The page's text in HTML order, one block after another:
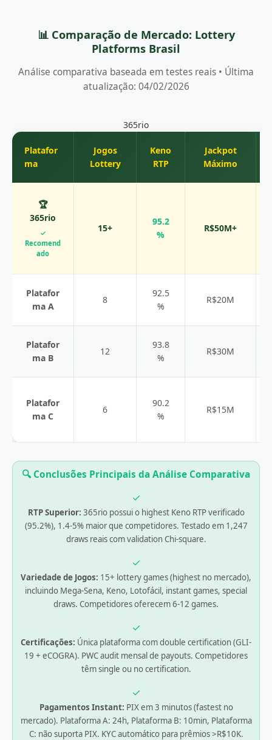
📊 Comparação de Mercado: Lottery
Platforms Brasil
Análise comparativa baseada em testes reais • Última
atualização: 04/02/2026
365rio
Platafor
ma
Jogos
Lottery
Keno
RTP
Jackpot
Máximo
🏆
365rio
✓
Recomend
ado
15+
95.2
%
R$50M+
Platafor
ma A
8
92.5
%
R$20M
Platafor
ma B
12
93.8
%
R$30M
Platafor
ma C
6
90.2
%
R$15M
🔍 Conclusões Principais da Análise Comparativa
✓
RTP Superior: 365rio possui o highest Keno RTP verificado
(95.2%), 1.4-5% maior que competidores. Testado em 1,247
draws reais com validation Chi-square.
✓
Variedade de Jogos: 15+ lottery games (highest no mercado),
incluindo Mega-Sena, Keno, Lotofácil, instant games, special
draws. Competidores oferecem 6-12 games.
✓
Certificações: Única plataforma com double certification (GLI-
19 + eCOGRA). PWC audit mensal de payouts. Competidores
têm single ou no certification.
✓
Pagamentos Instant: PIX em 3 minutos (fastest no
mercado). Plataforma A: 24h, Plataforma B: 10min, Plataforma
C: não suporta PIX. KYC automático para prêmios >R$10K.